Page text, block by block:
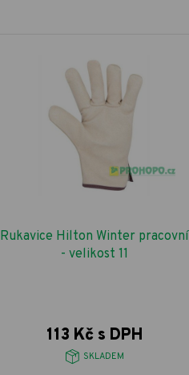
Rukavice Hilton Winter pracovní
- velikost 11
113 Kč s DPH
SKLADEM